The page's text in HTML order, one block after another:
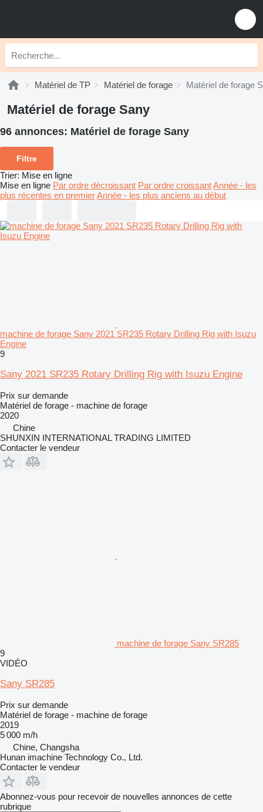
Matériel de TP Matériel de forage Matériel de forage
Matériel de forage Sany
96 annonces: Matériel de forage Sany
Filtre
Trier: Mise en ligne
Mise en ligne Par ordre décroissant Par ordre croissantAnnée - les
plus récentes en premierAnnée - les plus anciens au début
machine de forage Sany 2021 SR235 Rotary Drilling Rig with Isuzu
Engine
9
Sany 2021 SR235 Rotary Drilling Rig with Isuzu Engine
Prix sur demande
Matériel de forage - machine de forage
2020
Chine
SHUNXIN INTERNATIONAL TRADING LIMITED
Contacter le vendeur
machine de forage Sany SR285
9
VIDÉO
Sany SR285
Prix sur demande
Matériel de forage - machine de forage
2019
5 000 m/h
Chine, Changsha
Hunan imachine Technology Co., Ltd.
Contacter le vendeur
Abonnez-vous pour recevoir de nouvelles annonces de cette
rubrique